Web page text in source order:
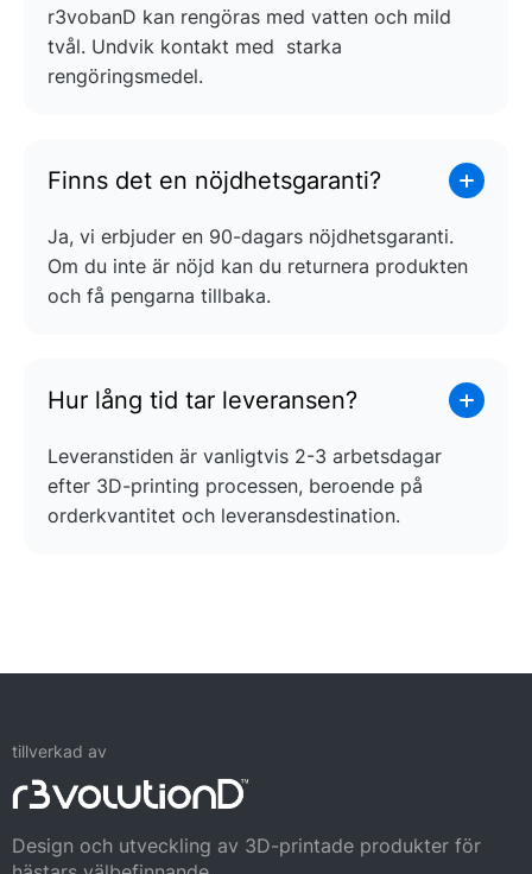
r3vobanD kan rengöras med vatten och mild
tvål. Undvik kontakt med starka
rengöringsmedel.
Finns det en nöjdhetsgaranti?
Ja, vi erbjuder en 90-dagars nöjdhetsgaranti.
Om du inte är nöjd kan du returnera produkten
och få pengarna tillbaka.
Hur lång tid tar leveransen?
Leveranstiden är vanligtvis 2-3 arbetsdagar
efter 3D-printing processen, beroende på
orderkvantitet och leveransdestination.
tillverkad av
Design och utveckling av 3D-printade produkter för